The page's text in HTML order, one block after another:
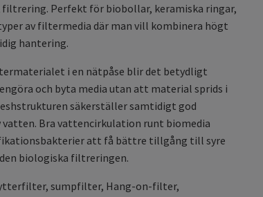
Perfekt för biobollar, keramiska ringar,
av filtermedia där man vill kombinera högt
hantering.
i en nätpåse blir det betydligt
och byta media utan att material sprids i
säkerställer samtidigt god
Bra vattencirkulation runt biomedia
att få bättre tillgång till syre
biologiska filtreringen.
ytterfilter, sumpfilter, Hang-on-filter,